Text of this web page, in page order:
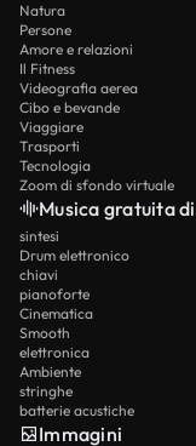
Natura
Persone
Amore e relazioni
Il Fitness
Videografia aerea
Cibo e bevande
Viaggiare
Trasporti
Tecnologia
Zoom di sfondo virtuale
Musica gratuita
sintesi
Drum elettronico
chiavi
pianoforte
Cinematica
Smooth
elettronica
Ambiente
stringhe
batterie acustiche
Immagini